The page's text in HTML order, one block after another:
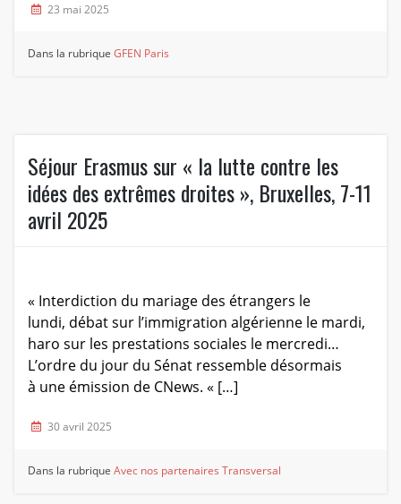
23 mai 2025
Dans la rubriqueGFEN Paris
Séjour Erasmus sur « la lutte contre les
idées des extrêmes droites », Bruxelles, 7-11
avril 2025
« Interdiction du mariage des étrangers le
lundi, débat sur l’immigration algérienne le mardi,
haro sur les prestations sociales le mercredi…
L’ordre du jour du Sénat ressemble désormais
à une émission de CNews. « […]
30 avril 2025
Dans la rubriqueAvec nos partenaires Transversal